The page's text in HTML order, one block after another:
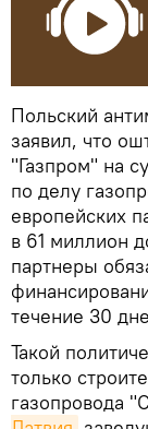
Польский
заявил, что
"Газпром" на
по делу
европейских
в 61 миллион
партнеры
течение 30
Такой
только
газопровода